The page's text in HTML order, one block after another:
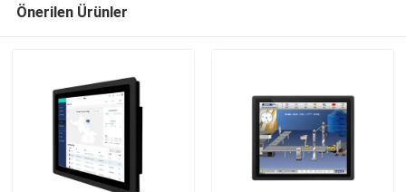
Önerilen Ürünler